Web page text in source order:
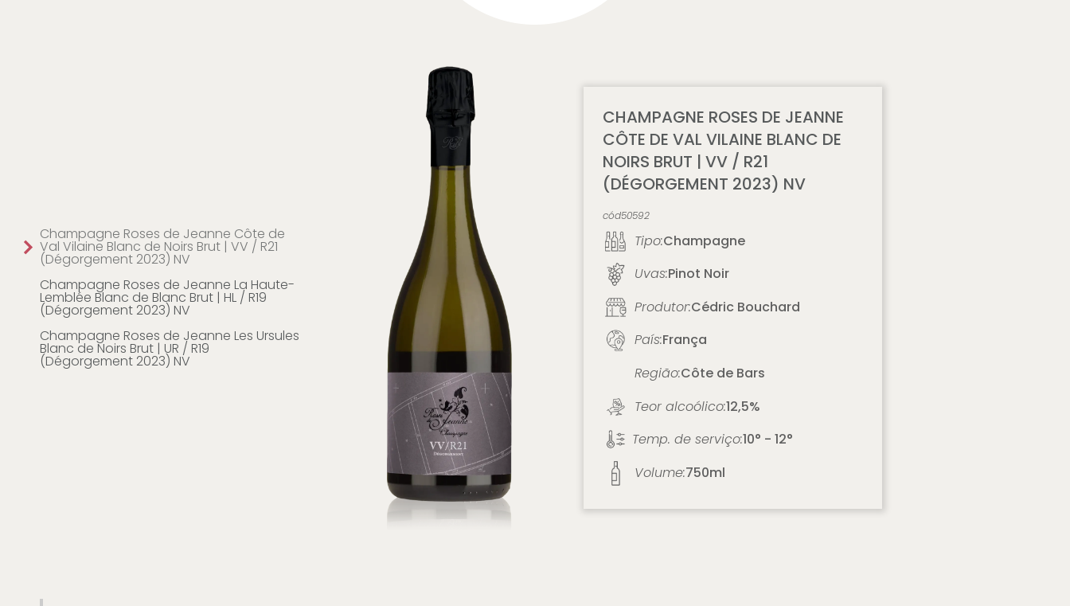
Champagne Roses de Jeanne Côte de
Val Vilaine Blanc de Noirs Brut | VV / R21
(Dégorgement 2023) NV
Champagne Roses de Jeanne La Haute-
Lemblée Blanc de Blanc Brut | HL / R19
(Dégorgement 2023) NV
Champagne Roses de Jeanne Les Ursules
Blanc de Noirs Brut | UR / R19
(Dégorgement 2023) NV
CHAMPAGNE ROSES DE JEANNE
CÔTE DE VAL VILAINE BLANC DE
NOIRS BRUT | VV / R21
(DÉGORGEMENT 2023) NV
cód50592
Tipo:Champagne
Uvas:Pinot Noir
Produtor:Cédric Bouchard
País:França
Região:Côte de Bars
Teor alcoólico:12,5%
Temp. de serviço:10° - 12°
Volume:750ml